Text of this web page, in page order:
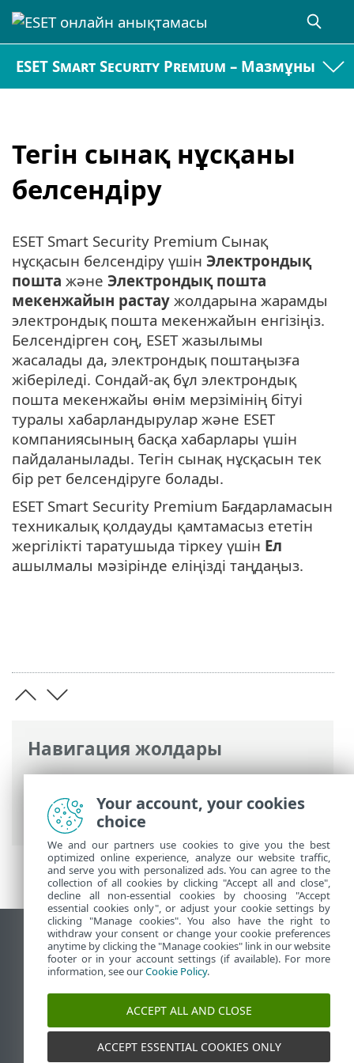
ESET Smart Security Premium – Мазмұны
Тегін сынақ нұсқаны
белсендіру
Навигация жолдары
ESET онлайн анықтамасы>ESET Smart
Security Premium>Өнімді іске қосу>
Тегін сынақ нұсқаны белсендіру
ESET Smart Security Premium Сынақ
нұсқасын белсендіру үшін Электрондық
пошта және Электрондық пошта
мекенжайын растау жолдарына жарамды
электрондық пошта мекенжайын енгізіңіз.
Белсендірген соң, ESET жазылымы
жасалады да, электрондық поштаңызға
жіберіледі. Сондай-ақ бұл электрондық
пошта мекенжайы өнім мерзімінің бітуі
туралы хабарландырулар және ESET
компаниясының басқа хабарлары үшін
пайдаланылады. Тегін сынақ нұсқасын тек
бір рет белсендіруге болады.
ESET Smart Security Premium Бағдарламасын
техникалық қолдауды қамтамасыз ететін
жергілікті таратушыда тіркеу үшін Ел
ашылмалы мәзірінде еліңізді таңдаңыз.
Жұмыс үстеліндегі сайтты қарау
End of Life
ESET білім қоры
ESET форумы
ESET Status Portal
Аймақтық қолдау
Your account, your cookies
choice
We and our partners use cookies to give you the best
optimized online experience, analyze our website traffic,
and serve you with personalized ads. You can agree to the
collection of all cookies by clicking "Accept all and close",
decline all non-essential cookies by choosing "Accept
essential cookies only", or adjust your cookie settings by
clicking "Manage cookies". You also have the right to
withdraw your consent or change your cookie preferences
anytime by clicking the "Manage cookies" link in our website
footer or in your account settings (if available). For more
information, see ourCookie Policy.
ACCEPT ALL AND CLOSE
ACCEPT ESSENTIAL COOKIES ONLY